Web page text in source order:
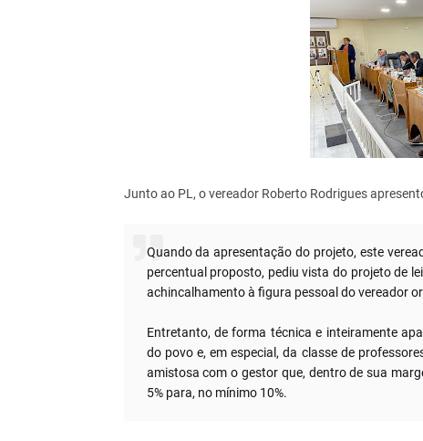
Junto ao PL, o vereador Roberto Rodrigues
Quando da apresentação do projeto, este
percentual proposto, pediu vista do projeto de
achincalhamento à figura pessoal do vereador
Entretanto, de forma técnica e inteiramente
do povo e, em especial, da classe de
amistosa com o gestor que, dentro de sua
5% para, no mínimo 10%.